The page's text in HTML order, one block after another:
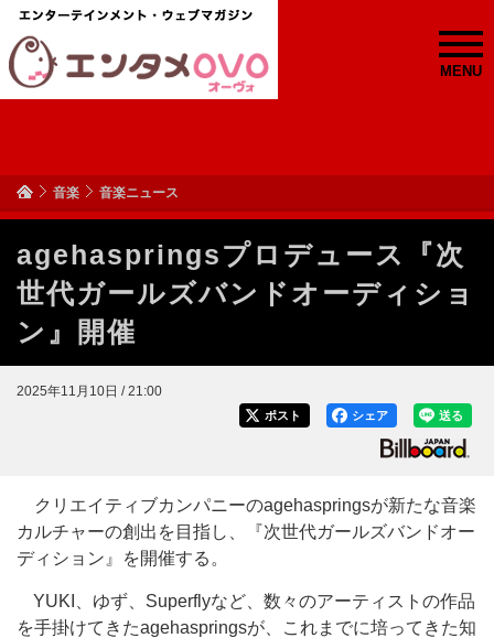
MENU
音楽 音楽ニュース
agehaspringsプロデュース『次
世代ガールズバンドオーディショ
ン』開催
2025年11月10日 / 21:00
送る
シェア
ポスト
クリエイティブカンパニーのagehaspringsが新たな音楽
カルチャーの創出を目指し、『次世代ガールズバンドオー
ディション』を開催する。
YUKI、ゆず、Superflyなど、数々のアーティストの作品
を手掛けてきたagehaspringsが、これまでに培ってきた知